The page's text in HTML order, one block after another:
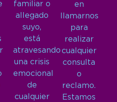
familiar o
allegado
suyo,
está
atravesando
una crisis
emocional
de
cualquier
en
llamarnos
para
realizar
cualquier
consulta
o
reclamo.
Estamos